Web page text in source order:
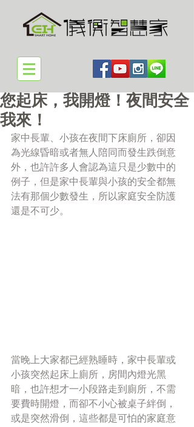
您起床，我開燈！夜間安全
我來！
家中長輩、小孩在夜間下床廁所，卻因
為光線昏暗或者無人陪同而發生跌倒意
外，也許許多人會認為這只是少數中的
例子，但是家中長輩與小孩的安全都無
法有那個少數發生，所以家庭安全防護
還是不可少。
當晚上大家都已經熟睡時，家中長輩或
小孩突然起床上廁所，房間內燈光黑
暗，也許想才一小段路走到廁所，不需
要費時開燈，而卻不小心被桌子絆倒，
或是突然滑倒，這些都是可怕的家庭意